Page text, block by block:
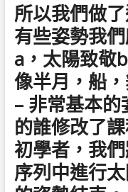
所以我們做
有些姿勢我
a，太陽致敬
像半月，船
– 非常基本
的誰修改了
初學者，我
序列中進行